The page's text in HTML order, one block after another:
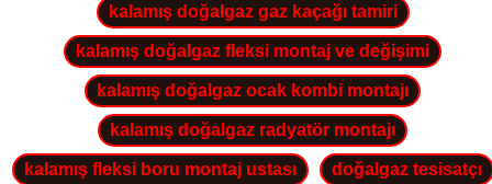
kalamış doğalgaz gaz kaçağı tamiri
kalamış doğalgaz fleksi montaj ve değişimi
kalamış doğalgaz ocak kombi montajı
kalamış doğalgaz radyatör montajı
kalamış fleksi boru montaj ustası doğalgaz tesisatçı